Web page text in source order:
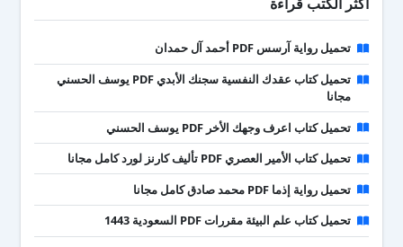
تحميل رواية آرسس PDF أحمد آل حمدان
تحميل كتاب عقدك النفسية سجنك الأبدي PDF يوسف الحسني
مجانا
تحميل كتاب اعرف وجهك الأخر PDF يوسف الحسني
تحميل كتاب الأمير العصري PDF تأليف كارنز لورد كامل مجانا
تحميل رواية إذما PDF محمد صادق كامل مجانا
تحميل كتاب علم البيئة مقررات PDF السعودية 1443